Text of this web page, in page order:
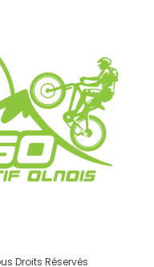
Droits Réservés